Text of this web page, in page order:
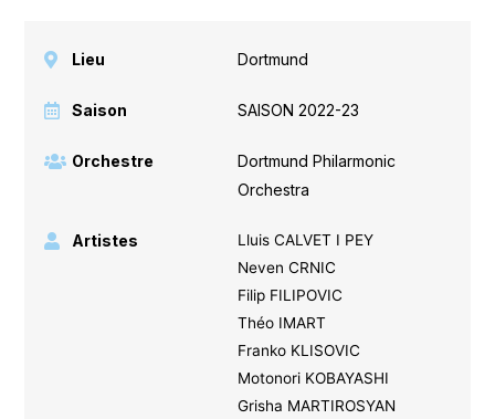
Lieu Dortmund
Saison SAISON 2022-23
Orchestre
Dortmund Philarmonic
Orchestra
Artistes
Lluis CALVET I PEY
Neven CRNIC
Filip FILIPOVIC
Théo IMART
Franko KLISOVIC
Motonori KOBAYASHI
Grisha MARTIROSYAN